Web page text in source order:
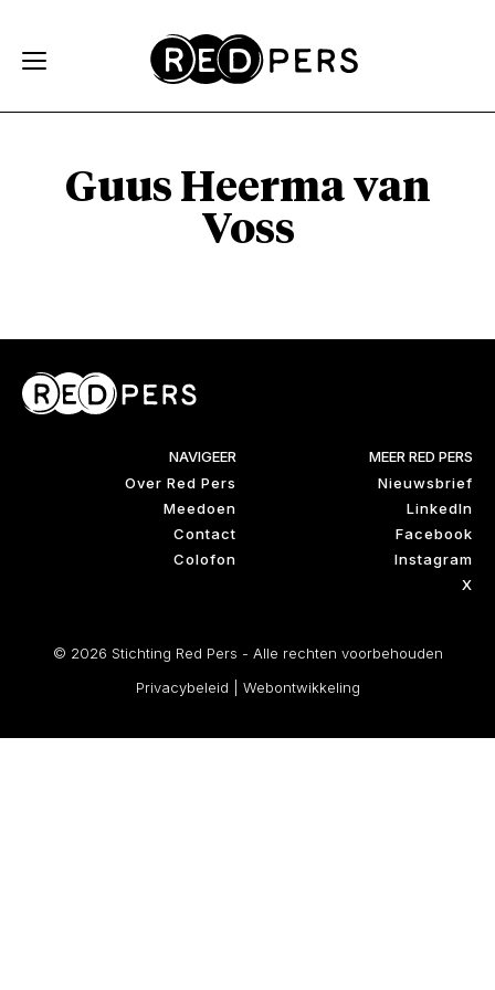
Guus Heerma van
Voss
NAVIGEER
Over Red Pers
Meedoen
Contact
Colofon
MEER RED PERS
Nieuwsbrief
LinkedIn
Facebook
Instagram
X
© 2026 Stichting Red Pers - Alle rechten voorbehouden
Privacybeleid
Webontwikkeling